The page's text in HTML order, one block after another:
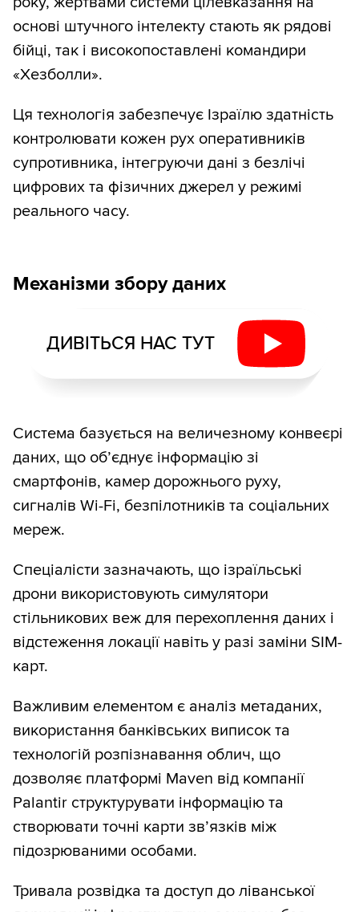
основі штучного інтелекту стають як рядові
бійці, так і високопоставлені командири
«Хезболли».
Ця технологія забезпечує Ізраїлю здатність
контролювати кожен рух оперативників
супротивника, інтегруючи дані з безлічі
цифрових та фізичних джерел у режимі
реального часу.
Механізми збору даних
ДИВІТЬСЯ НАС ТУТ
Система базується на величезному конвеєрі
даних, що об’єднує інформацію зі
смартфонів, камер дорожнього руху,
сигналів Wi-Fi, безпілотників та соціальних
мереж.
Спеціалісти зазначають, що ізраїльські
дрони використовують симулятори
стільникових веж для перехоплення даних і
відстеження локації навіть у разі заміни SIM-
карт.
Важливим елементом є аналіз метаданих,
використання банківських виписок та
технологій розпізнавання облич, що
дозволяє платформі Maven від компанії
Palantir структурувати інформацію та
створювати точні карти зв’язків між
підозрюваними особами.
Тривала розвідка та доступ до ліванської